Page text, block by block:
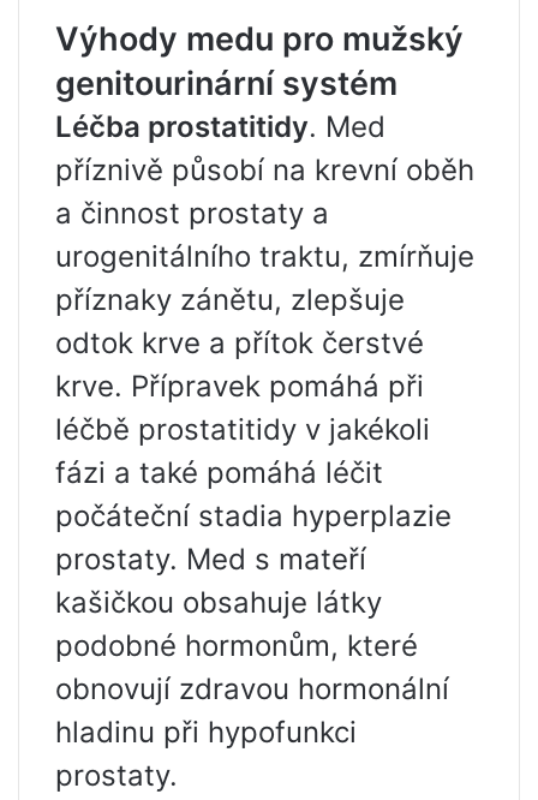
Výhody medu pro mužský
genitourinární systém
Léčba prostatitidy. Med
příznivě působí na krevní oběh
a činnost prostaty a
urogenitálního traktu, zmírňuje
příznaky zánětu, zlepšuje
odtok krve a přítok čerstvé
krve. Přípravek pomáhá při
léčbě prostatitidy v jakékoli
fázi a také pomáhá léčit
počáteční stadia hyperplazie
prostaty. Med s mateří
kašičkou obsahuje látky
podobné hormonům, které
obnovují zdravou hormonální
hladinu při hypofunkci
prostaty.